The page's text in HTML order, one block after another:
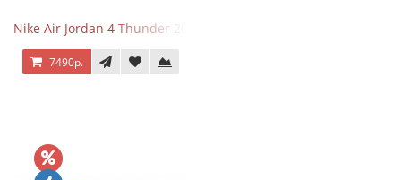
Nike Air Jordan 4 Thunder 2023
7490р.